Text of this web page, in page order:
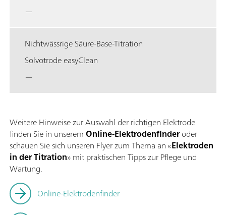
—
Nichtwässrige Säure-Base-Titration
Solvotrode easyClean
—
Weitere Hinweise zur Auswahl der richtigen Elektrode
finden Sie in unseremOnline-Elektrodenfinderoder
schauen Sie sich unseren Flyer zum Thema an «Elektroden
in der Titration» mit praktischen Tipps zur Pflege und
Wartung.
Online-Elektrodenfinder